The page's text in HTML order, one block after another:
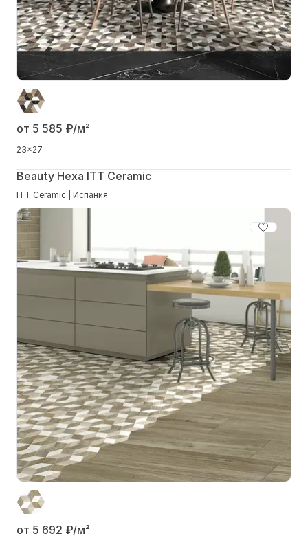
от 5 585 ₽/м²
23x27
Beauty Hexa ITT Ceramic
ITT Ceramic | Испания
от 5 692 ₽/м²